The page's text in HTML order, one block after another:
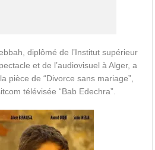
diplômé de l’Institut supérieur
et de l’audiovisuel à Alger, a
pièce de “Divorce sans mariage”,
télévisée “Bab Edechra”.